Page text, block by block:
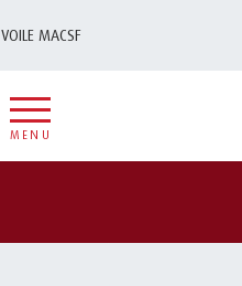
VOILE MACSF
MENU